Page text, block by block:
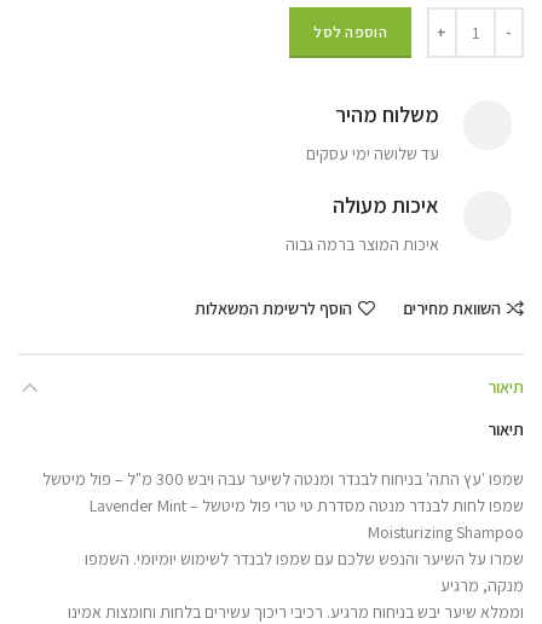
הוספה לסל
משלוח מהיר
עד שלושה ימי עסקים
איכות מעולה
איכות המוצר ברמה גבוה
השוואת מחירים הוסף לרשימת המשאלות
תיאור
תיאור
שמפו 'עץ התה' בניחוח לבנדר ומנטה לשיער עבה ויבש 300 מ"ל – פול מיטשל
שמפו לחות לבנדר מנטה מסדרת טי טרי פול מיטשל – Lavender Mint
Moisturizing Shampoo
שמרו על השיער והנפש שלכם עם שמפו לבנדר לשימוש יומיומי. השמפו
מנקה, מרגיע
וממלא שיער יבש בניחוח מרגיע. רכיבי ריכוך עשירים בלחות וחומצות אמינו